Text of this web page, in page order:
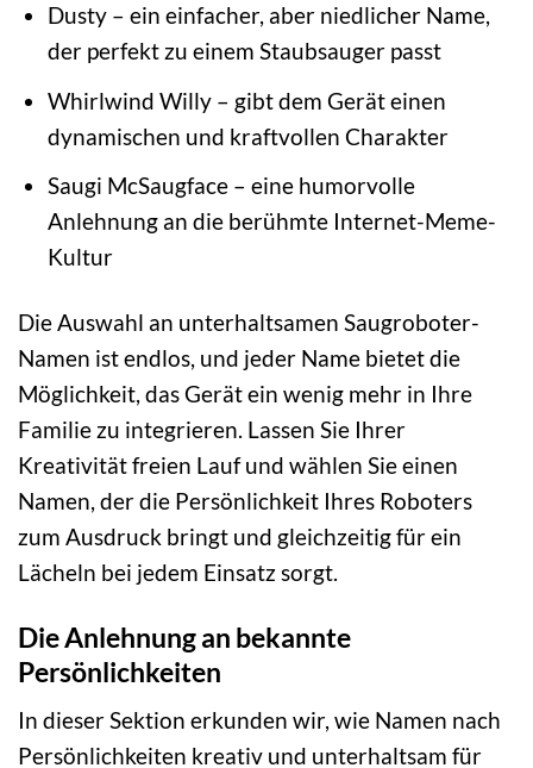
Dusty – ein einfacher, aber niedlicher Name,
der perfekt zu einem Staubsauger passt
Whirlwind Willy – gibt dem Gerät einen
dynamischen und kraftvollen Charakter
Saugi McSaugface – eine humorvolle
Anlehnung an die berühmte Internet-Meme-
Kultur
Die Auswahl an unterhaltsamen Saugroboter-
Namen ist endlos, und jeder Name bietet die
Möglichkeit, das Gerät ein wenig mehr in Ihre
Familie zu integrieren. Lassen Sie Ihrer
Kreativität freien Lauf und wählen Sie einen
Namen, der die Persönlichkeit Ihres Roboters
zum Ausdruck bringt und gleichzeitig für ein
Lächeln bei jedem Einsatz sorgt.
Die Anlehnung an bekannte
Persönlichkeiten
In dieser Sektion erkunden wir, wie Namen nach
Persönlichkeiten kreativ und unterhaltsam für